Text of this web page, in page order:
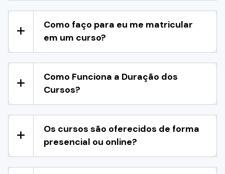
Como faço para eu me matricular
em um curso?
Como Funciona a Duração dos
Cursos?
Os cursos são oferecidos de forma
presencial ou online?